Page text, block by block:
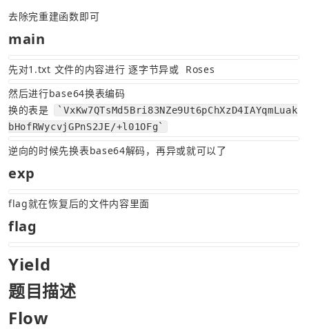
去除完重建函数即可
main
先对1.txt 文件的内容进行 逐字节异或  Roses
然后进行base64换表编码
换的表是
`VxKw7QTsMd5Bri83NZe9Ut6pChXzD4IAYqmLuak
bHofRWycvjGPnS2JE/+l01OFg`
逆向的时候先换表base64解码，再异或就可以了
exp
flag就在恢复后的文件内容里面
flag
Yield
题目描述
Flow